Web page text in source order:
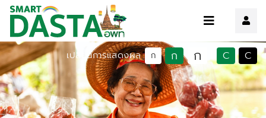
เปลี่ยนการแสดงผล ก ก ก C C